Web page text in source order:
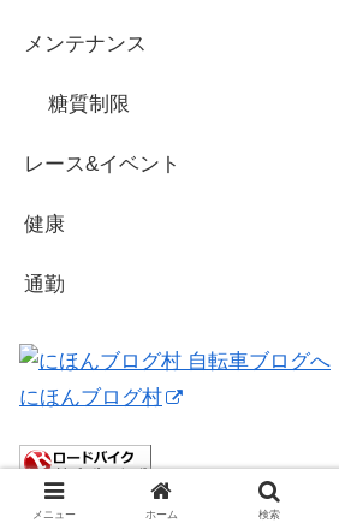
メンテナンス
糖質制限
レース&イベント
健康
通勤
にほんブログ村
ロードバイクランキング
メニュー ホーム 検索